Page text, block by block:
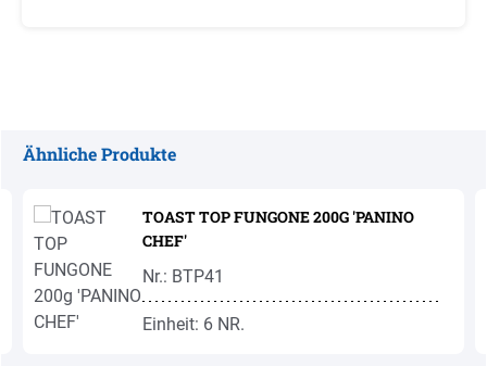
Ähnliche Produkte
TOAST TOP FUNGONE 200G 'PANINO
CHEF'
Nr.: BTP41
Einheit: 6 NR.